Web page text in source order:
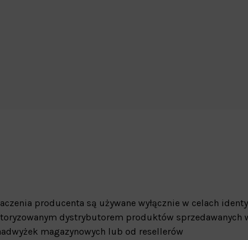
producenta są używane wyłącznie w celach
dystrybutorem produktów sprzedawanych
magazynowych lub od resellerów